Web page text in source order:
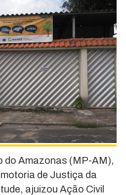
do Amazonas (MP-AM),
de Justiça da
ajuizou Ação Civil